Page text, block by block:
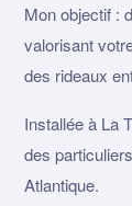
Mon objectif :
valorisant
des rideaux
Installée à La
des
Atlantique.